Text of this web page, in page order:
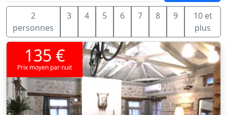
2
personnes
3 4 5 6 7 8 9
10 et
plus
135 €
Prix moyen par nuit